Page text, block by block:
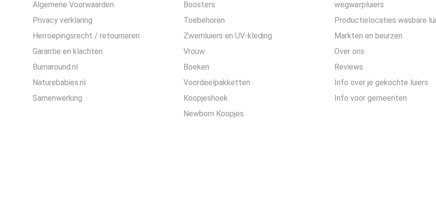
Algemene Voorwaarden
Privacy verklaring
Herroepingsrecht / retourneren
Garantie en klachten
Bumaround.nl
Naturebabies.nl
Samenwerking
Boosters
Toebehoren
Zwemluiers en UV-kleding
Vrouw
Boeken
Voordeelpakketten
Koopjeshoek
Newborn Koopjes
wegwerpluiers
Productielocaties wasbare
Markten en beurzen
Over ons
Reviews
Info over je gekochte luiers
Info voor gemeenten